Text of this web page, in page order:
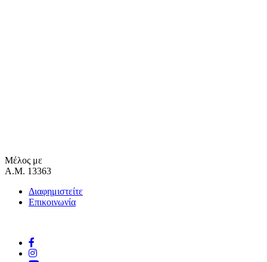
Μέλος με
Α.Μ. 13363
Διαφημιστείτε
Επικοινωνία